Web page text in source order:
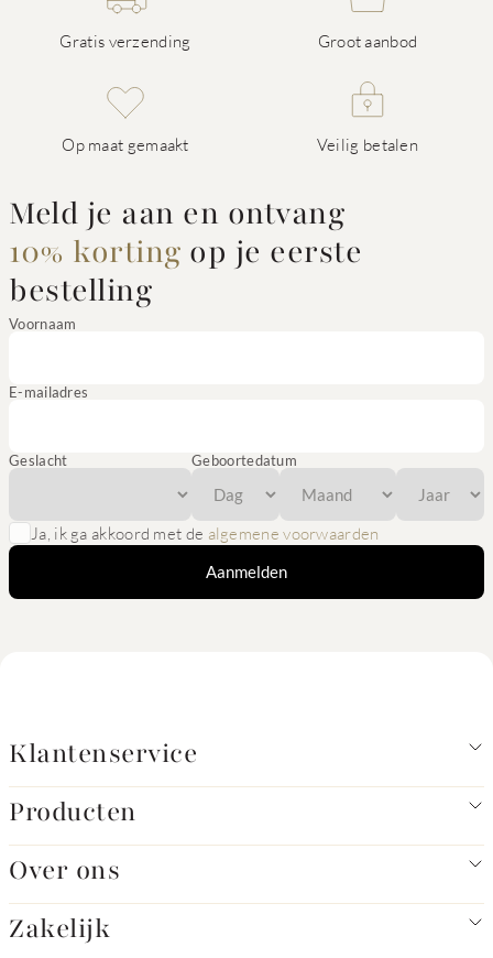
Gratis verzending Groot aanbod
Op maat gemaakt Veilig betalen
Meld je aan en ontvang
10% korting op je eerste
bestelling
Voornaam
E-mailadres
Geslacht Geboortedatum
Ja, ik ga akkoord met de algemene voorwaarden
Aanmelden
Klantenservice
Producten
Over ons
Zakelijk